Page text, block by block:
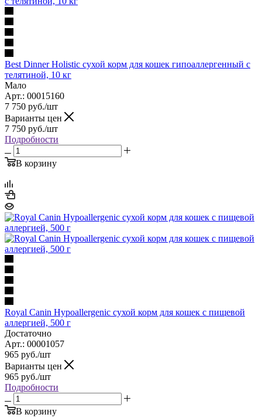
Best Dinner Holistic сухой корм для кошек гипоаллергенный с
телятиной, 10 кг
Мало
Арт.: 00015160
7 750 руб./шт
Варианты цен
7 750 руб./шт
Подробности
В корзину
Royal Canin Hypoallergenic сухой корм для кошек с пищевой
аллергией, 500 г
Достаточно
Арт.: 00001057
965 руб./шт
Варианты цен
965 руб./шт
Подробности
В корзину